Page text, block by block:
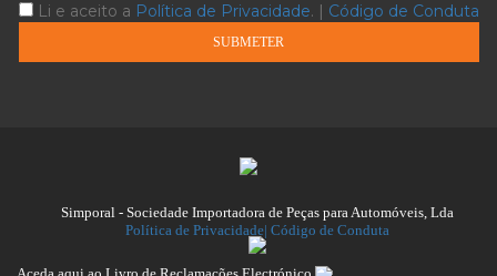
Li e aceito a Política de Privacidade. | Código de Conduta
Simporal - Sociedade Importadora de Peças para Automóveis, Lda
Política de Privacidade| Código de Conduta